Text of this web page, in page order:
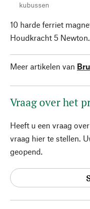
kubussen
10 harde ferriet
Houdkracht 5 Newton.
Meer artikelen van
Vraag over het
Heeft u een vraag
vraag hier te stellen.
geopend.